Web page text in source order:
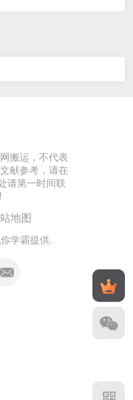
搬运，不代表
献参考，请在
请第一时间联
地图
学霸提供.